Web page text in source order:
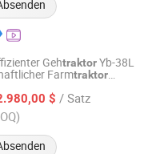
GehtraktorYb-38L
Farmtraktor
$ / Satz